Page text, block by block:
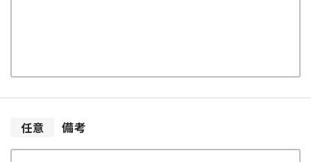
任意 備考